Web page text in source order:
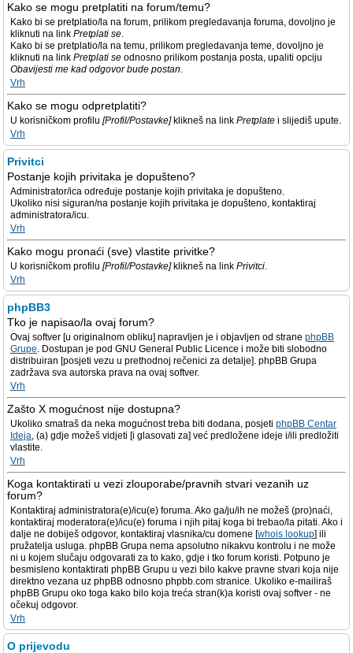
Kako se mogu pretplatiti na forum/temu?
Kako bi se pretplatio/la na forum, prilikom pregledavanja foruma, dovoljno je
kliknuti na link Pretplati se.
Kako bi se pretplatio/la na temu, prilikom pregledavanja teme, dovoljno je
kliknuti na link Pretplati se odnosno prilikom postanja posta, upaliti opciju
Obavijesti me kad odgovor bude postan.
Vrh
Kako se mogu odpretplatiti?
U korisničkom profilu [Profil/Postavke]klikneš na link Pretplate i slijediš upute.
Vrh
Privitci
Postanje kojih privitaka je dopušteno?
Administrator/ica određuje postanje kojih privitaka je dopušteno.
Ukoliko nisi siguran/na postanje kojih privitaka je dopušteno, kontaktiraj
administratora/icu.
Vrh
Kako mogu pronaći (sve) vlastite privitke?
U korisničkom profilu [Profil/Postavke]klikneš na link Privitci.
Vrh
phpBB3
Tko je napisao/la ovaj forum?
Ovaj softver [u originalnom obliku] napravljen je i objavljen od strane phpBB
Grupe. Dostupan je pod GNU General Public Licence i može biti slobodno
distribuiran [posjeti vezu u prethodnoj rečenici za detalje]. phpBB Grupa
zadržava sva autorska prava na ovaj softver.
Vrh
Zašto X mogućnost nije dostupna?
Ukoliko smatraš da neka mogućnost treba biti dodana, posjeti phpBB Centar
Ideja, (a) gdje možeš vidjeti [i glasovati za] već predložene ideje i/ili predložiti
vlastite.
Vrh
Koga kontaktirati u vezi zlouporabe/pravnih stvari vezanih uz
forum?
Kontaktiraj administratora(e)/icu(e) foruma. Ako ga/ju/ih ne možeš (pro)naći,
kontaktiraj moderatora(e)/icu(e) foruma i njih pitaj koga bi trebao/la pitati. Ako i
dalje ne dobiješ odgovor, kontaktiraj vlasnika/cu domene [whois lookup] ili
pružatelja usluga. phpBB Grupa nema apsolutno nikakvu kontrolu i ne može
ni u kojem slučaju odgovarati za to kako, gdje i tko forum koristi. Potpuno je
besmisleno kontaktirati phpBB Grupu u vezi bilo kakve pravne stvari koja nije
direktno vezana uz phpBB odnosno phpbb.com stranice. Ukoliko e-mailiraš
phpBB Grupu oko toga kako bilo koja treća stran(k)a koristi ovaj softver - ne
očekuj odgovor.
Vrh
O prijevodu